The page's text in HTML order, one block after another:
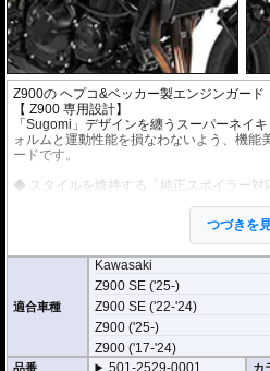
Z900の ヘプコ&ベッカー製エンジンガード
【 Z900 専用設計】
「Sugomi」デザインを纏うスーパーネイ
ォルムと運動性能を損なわないよう、機能
ードです。
◆ スタイルを維持する「純正スポイラー対
グスポイラー）」と干渉しないよう精密に
り外したり加工したりする必要がなく、マ
プロテクション性能を追加できます。
◆ ダメージを軽減する「プロテクションパ
パイプガードの側面には、転倒時の第一衝
クションパッドを標準で装備しています。
走効果を組み合わせることで、立ちゴケか
やエンジンへのダメージを効果的に軽減し
つづきを
適合車種
Kawasaki
Z900 SE ('25-)
Z900 SE ('22-'24)
Z900 ('25-)
Z900 ('17-'24)
品番 501-2529-0001 カ